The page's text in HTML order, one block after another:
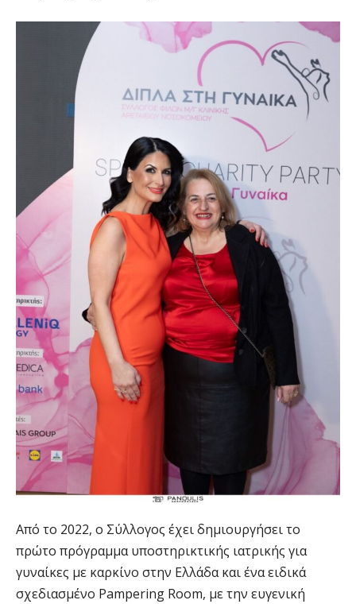
Από το 2022, ο Σύλλογος έχει δημιουργήσει το
πρώτο πρόγραμμα υποστηρικτικής ιατρικής για
γυναίκες με καρκίνο στην Ελλάδα και ένα ειδικά
σχεδιασμένο Pampering Room, με την ευγενική